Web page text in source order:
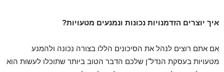
איך יוצרים הזדמנויות נכונות ונמנעים מטעויות?
אם אתם רוצים לנהל את הסיכונים הללו בצורה נכונה ולהמנע
מטעויות בעסקת הנדל"ן שלכם הדבר הטוב ביותר שתוכלו לעשות הוא